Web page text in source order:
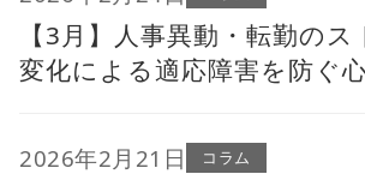
【3月】人事異動・転勤の
変化による適応障害を防ぐ
2026年2月21日 コラム